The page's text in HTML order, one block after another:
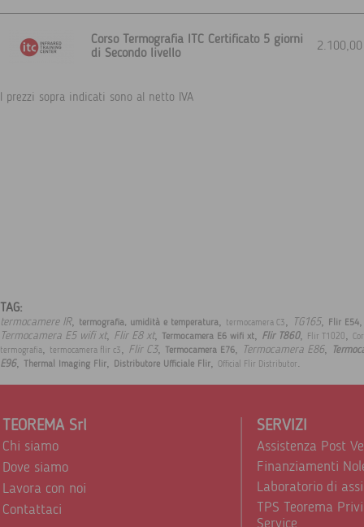
Corso Termografia ITC Certificato 5 giorni
di Secondo livello
I prezzi sopra indicati sono al netto IVA
TAG:
termocamere IR, termografia, umidità e temperatura, termocamera C3, TG165, Flir E54,
Termocamera E5 wifi xt, Flir E8 xt, Termocamera E6 wifi xt, Flir T860, Flir T1020,
termografia, termocamera flir c3, Flir C3, Termocamera E76, Termocamera E86,
E96, Thermal Imaging Flir, Distributore Ufficiale Flir, Official Flir Distributor.
TEOREMA Srl
Chi siamo
Dove siamo
Lavora con noi
Contattaci
SERVIZI
Assistenza Post
Finanziamenti
Laboratorio di
TPS Teorema
Service